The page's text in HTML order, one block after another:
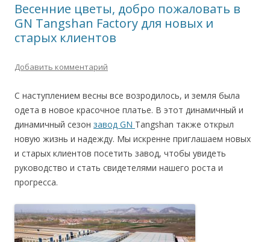
Весенние цветы, добро пожаловать в
GN Tangshan Factory для новых и
старых клиентов
Добавить комментарий
С наступлением весны все возродилось, и земля была
одета в новое красочное платье. В этот динамичный и
динамичный сезон завод GN Tangshan также открыл
новую жизнь и надежду. Мы искренне приглашаем новых
и старых клиентов посетить завод, чтобы увидеть
руководство и стать свидетелями нашего роста и
прогресса.